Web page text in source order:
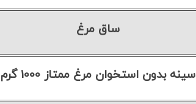
ساق مرغ
سینه بدون استخوان مرغ ممتاز 1000 گرم